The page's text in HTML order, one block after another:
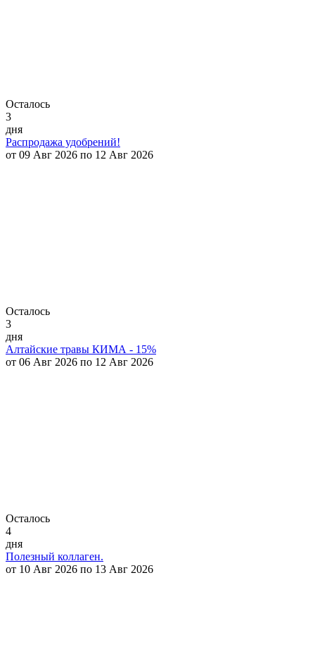
Осталось
3
дня
Распродажа удобрений!
от 09 Авг 2026 по 12 Авг 2026
Осталось
3
дня
Алтайские травы КИМА - 15%
от 06 Авг 2026 по 12 Авг 2026
Осталось
4
дня
Полезный коллаген.
от 10 Авг 2026 по 13 Авг 2026